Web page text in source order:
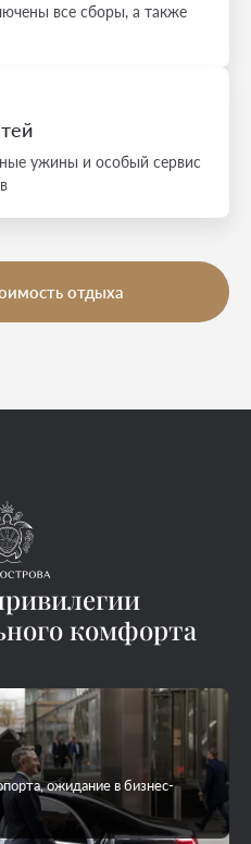
все сборы, а также
ужины и особый сервис
отдыха
комфорта
ожидание в бизнес-